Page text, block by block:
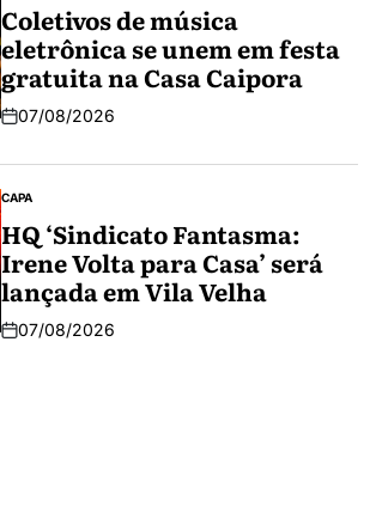
Coletivos de música
eletrônica se unem em festa
gratuita na Casa Caipora
07/08/2026
CAPA
HQ ‘Sindicato Fantasma:
Irene Volta para Casa’ será
lançada em Vila Velha
07/08/2026